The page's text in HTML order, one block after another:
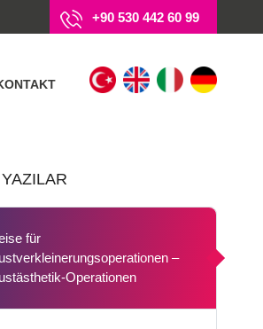
+90 530 442 60 99
für
–
Operationen